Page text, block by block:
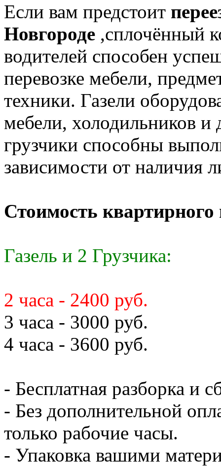
Если вам предстоит
Новгороде ,сплочённый
водителей способен
перевозке мебели,
техники. Газели
мебели, холодильников
грузчики способны
зависимости от наличия
Стоимость квартирного
Газель и 2 Грузчика:
2 часа - 2400 руб.
3 часа - 3000 руб.
4 часа - 3600 руб.
- Бесплатная разборка и
- Без дополнительной
только рабочие часы.
- Упаковка вашими